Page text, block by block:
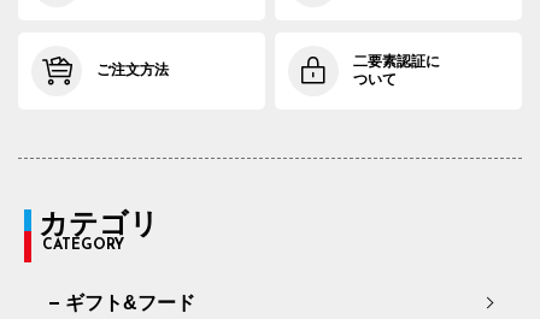
ご注文方法
二要素認証に
ついて
カテゴリ
CATEGORY
ギフト&フード